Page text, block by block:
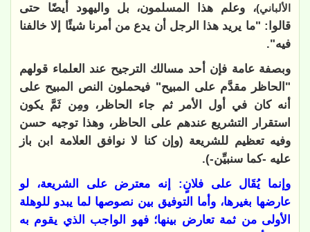
الألباني)، وعلم هذا المسلمون، بل واليهود أيضًا حتى
قالوا: "ما يريد هذا الرجل أن يدع من أمرنا شيئًا إلا خالفنا
فيه".
وبصفة عامة فإن أحد مسالك الترجيح عند العلماء قولهم
"الحاظر مقدَّم على المبيح" فيحملون النص المبيح على
أنه كان في أول الأمر ثم جاء الحاظر، ومِن ثَمَّ يكون
استقرار التشريع عندهم على الحاظر ، وهذا توجيه حسن
وفيه تعظيم للشريعة (وإن كنا لا نوافق العلامة ابن باز
عليه -كما سنبيِّن-).
وإنما يُقَال على فلانٍ: إنه معترض على الشريعة، لو
عارضها بغيرها، وأما التوفيق بين نصوصها لما يبدو للوهلة
الأولى من ثمة تعارض بينها؛ فهو الواجب الذي يقوم به